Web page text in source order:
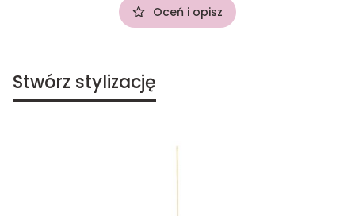
Oceń i opisz
Stwórz stylizację